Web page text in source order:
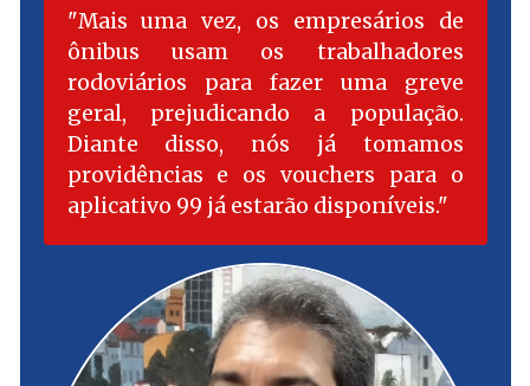
Mais uma vez, os empresários de
ônibus usam os trabalhadores
rodoviários para fazer uma greve
geral, prejudicando a população.
Diante disso, nós já tomamos
providências e os vouchers para o
aplicativo 99 já estarão disponíveis.